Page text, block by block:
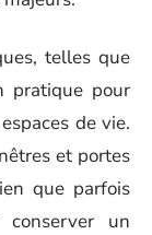
telles que
pratique pour
de vie.
et portes
que parfois
un